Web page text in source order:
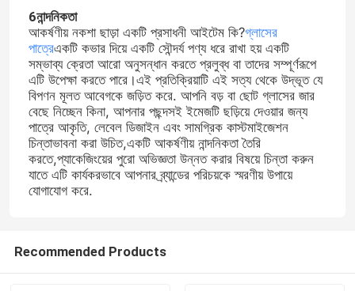
বাড়ি
পণ্য
6নান্দনিকতা
আকর্ষণীয় নকশা ছাড়া একটি প্রসাধনী আইটেম কি?গ্লাসের
পাত্রেএকটি কভার দিয়ে একটি সৌন্দর্য পণ্য ধরে রাখা হয় একটি
সম্ভাব্য ক্রেতা আরো অনুসন্ধান করতে প্রলুব্ধ বা তাদের সম্পূর্ণরূপে
এটি উপেক্ষা করতে পারে।এই প্রতিক্রিয়াটি এই সত্য থেকে উদ্ভূত যে
বিপণন মূলত আবেগকে জড়িত করে. আপনি বড় বা ছোট গ্লাসের জার
বেছে নিচ্ছেন কিনা, আপনার পছন্দসই ইমেজটি ছড়িয়ে দেওয়ার জন্য
পাত্রে আকৃতি, লেবেল ডিজাইন এবং সামগ্রিক কাস্টমাইজেশন
চিন্তাভাবনা করা উচিত,একটি আকর্ষণীয় নান্দনিকতা তৈরি
করতে,প্যাকেজিংয়ের পুরো অভিজ্ঞতা উন্নত করার বিষয়ে চিন্তা করুন
যাতে এটি কার্যকরভাবে আপনার ব্র্যান্ডের পরিচয়কে স্মরণীয় উপায়ে
যোগাযোগ করে.
Recommended Products